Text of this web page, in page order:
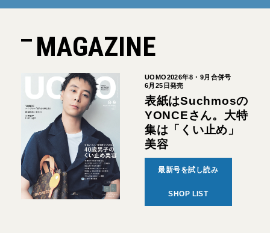
MAGAZINE
UOMO2026年8・9月合併号
6月25日発売
表紙はSuchmosの
YONCEさん。大特
集は「くい止め」
美容
最新号を試し読み
SHOP LIST